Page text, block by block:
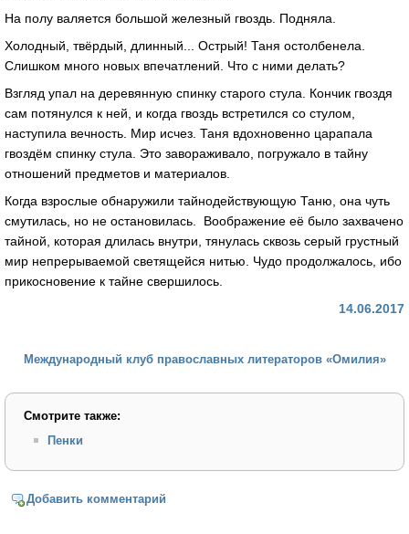
На полу валяется большой железный гвоздь. Подняла.
Холодный, твёрдый, длинный... Острый! Таня остолбенела.
Слишком много новых впечатлений. Что с ними делать?
Взгляд упал на деревянную спинку старого стула. Кончик гвоздя
сам потянулся к ней, и когда гвоздь встретился со стулом,
наступила вечность. Мир исчез. Таня вдохновенно царапала
гвоздём спинку стула. Это завораживало, погружало в тайну
отношений предметов и материалов.
Когда взрослые обнаружили тайнодействующую Таню, она чуть
смутилась, но не остановилась. Воображение её было захвачено
тайной, которая длилась внутри, тянулась сквозь серый грустный
мир непрерываемой светящейся нитью. Чудо продолжалось, ибо
прикосновение к тайне свершилось.
14.06.2017
Международный клуб православных литераторов «Омилия»
Смотрите также:
Пенки
Добавить комментарий